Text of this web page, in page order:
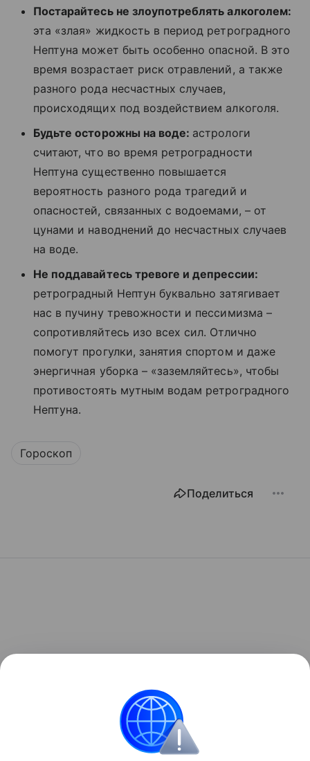
Постарайтесь не злоупотреблять алкоголем:
эта «злая» жидкость в период ретроградного
Нептуна может быть особенно опасной. В это
время возрастает риск отравлений, а также
разного рода несчастных случаев,
происходящих под воздействием алкоголя.
Будьте осторожны на воде: астрологи
считают, что во время ретроградности
Нептуна существенно повышается
вероятность разного рода трагедий и
опасностей, связанных с водоемами, – от
цунами и наводнений до несчастных случаев
на воде.
Не поддавайтесь тревоге и депрессии:
ретроградный Нептун буквально затягивает
нас в пучину тревожности и пессимизма –
сопротивляйтесь изо всех сил. Отлично
помогут прогулки, занятия спортом и даже
энергичная уборка – «заземляйтесь», чтобы
противостоять мутным водам ретроградного
Нептуна.
Гороскоп
Поделиться